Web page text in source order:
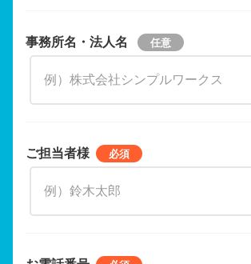
事務所名・法人名
ご担当者様